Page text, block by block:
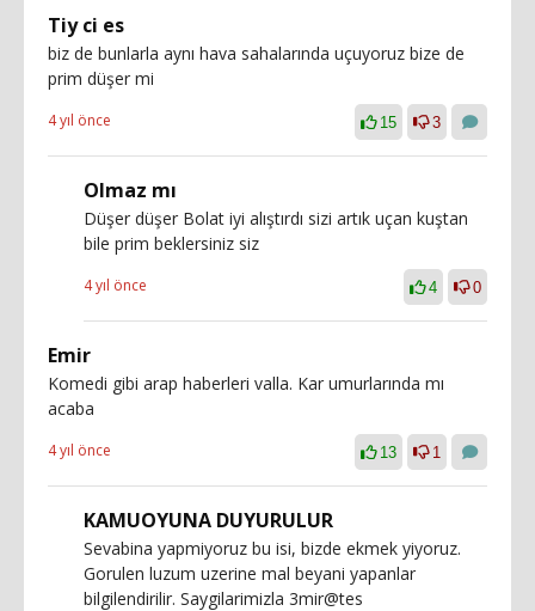
Tiy ci es
biz de bunlarla aynı hava sahalarında uçuyoruz bize de
prim düşer mi
4 yıl önce 15 3
Olmaz mı
Düşer düşer Bolat iyi alıştırdı sizi artık uçan kuştan
bile prim beklersiniz siz
4 yıl önce 4 0
Emir
Komedi gibi arap haberleri valla. Kar umurlarında mı
acaba
4 yıl önce 13 1
KAMUOYUNA DUYURULUR
Sevabina yapmiyoruz bu isi, bizde ekmek yiyoruz.
Gorulen luzum uzerine mal beyani yapanlar
bilgilendirilir. Saygilarimizla 3mir@tes